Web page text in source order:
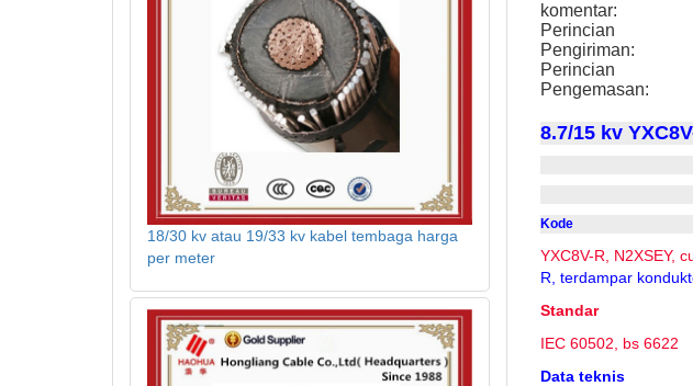
komentar:
Perincian
Pengiriman:
Perincian
Pengemasan:
8.7/15 kv
Kode
YXC8V-R, N2XSEY,
R, terdampar
Standar
IEC 60502, bs 6622
Data teknis
18/30 kv atau 19/33 kv kabel tembaga harga
per meter